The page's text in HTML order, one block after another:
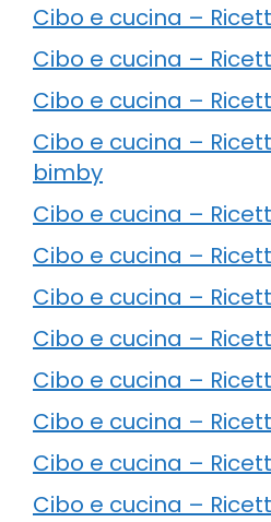
Cibo e cucina –
Cibo e cucina –
Cibo e cucina –
Cibo e cucina –
bimby
Cibo e cucina –
Cibo e cucina –
Cibo e cucina –
Cibo e cucina –
Cibo e cucina –
Cibo e cucina –
Cibo e cucina –
Cibo e cucina –